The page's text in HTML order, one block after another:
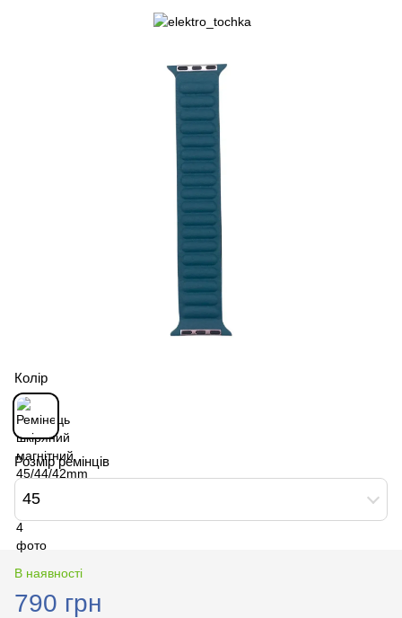
Колір
Розмір ремінців
45
В наявності
790 грн